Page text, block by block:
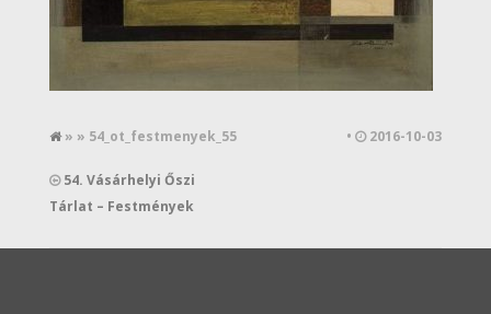
» » 54_ot_festmenyek_55 • 2016-10-03
54. Vásárhelyi Őszi
Tárlat – Festmények